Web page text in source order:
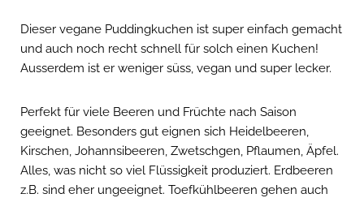
Dieser vegane Puddingkuchen ist super einfach gemacht
und auch noch recht schnell für solch einen Kuchen!
Ausserdem ist er weniger süss, vegan und super lecker.
Perfekt für viele Beeren und Früchte nach Saison
geeignet. Besonders gut eignen sich Heidelbeeren,
Kirschen, Johannsibeeren, Zwetschgen, Pflaumen, Äpfel.
Alles, was nicht so viel Flüssigkeit produziert. Erdbeeren
z.B. sind eher ungeeignet. Toefkühlbeeren gehen auch